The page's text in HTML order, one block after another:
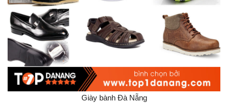
Giày bành Đà Nẵng